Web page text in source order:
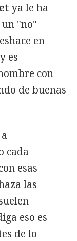
ya le ha
"no"
en
es
con
de buenas
cada
esas
las
eso es
de lo